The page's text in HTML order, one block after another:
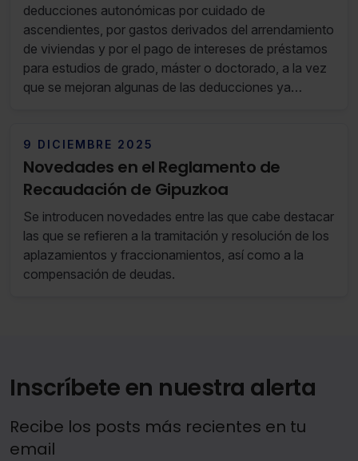
deducciones autonómicas por cuidado de
ascendientes, por gastos derivados del arrendamiento
de viviendas y por el pago de intereses de préstamos
para estudios de grado, máster o doctorado, a la vez
que se mejoran algunas de las deducciones ya
9 DICIEMBRE 2025
Novedades en el Reglamento de
Recaudación de Gipuzkoa
Se introducen novedades entre las que cabe destacar
las que se refieren a la tramitación y resolución de los
aplazamientos y fraccionamientos, así como a la
compensación de deudas.
Inscríbete en nuestra alerta
Recibe los posts más recientes en tu
email